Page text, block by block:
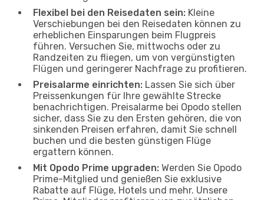
Flexibel bei den Reisedaten sein: Kleine
Verschiebungen bei den Reisedaten können zu
erheblichen Einsparungen beim Flugpreis
führen. Versuchen Sie, mittwochs oder zu
Randzeiten zu fliegen, um von vergünstigten
Flügen und geringerer Nachfrage zu profitieren.
Preisalarme einrichten: Lassen Sie sich über
Preissenkungen für Ihre gewählte Strecke
benachrichtigen. Preisalarme bei Opodo stellen
sicher, dass Sie zu den Ersten gehören, die von
sinkenden Preisen erfahren, damit Sie schnell
buchen und die besten günstigen Flüge
ergattern können.
Mit Opodo Prime upgraden: Werden Sie Opodo
Prime-Mitglied und genießen Sie exklusive
Rabatte auf Flüge, Hotels und mehr. Unsere